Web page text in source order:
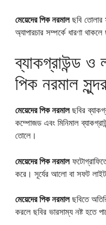
মেয়েদের পিক নরমালছবি তোলার
অ্যাপারচার সম্পর্কে ধারণা
ব্যাকগ্রাউন্ড ও
পিক নরমাল
মেয়েদের পিক নরমালছবির
কম্পোজড এবং মিনিমাল
তোলে।
মেয়েদের পিক নরমাল
করে। সূর্যের আলো বা সফট
মেয়েদের পিক নরমালছবিতে
করলে ছবির ভারসাম্য নষ্ট হতে